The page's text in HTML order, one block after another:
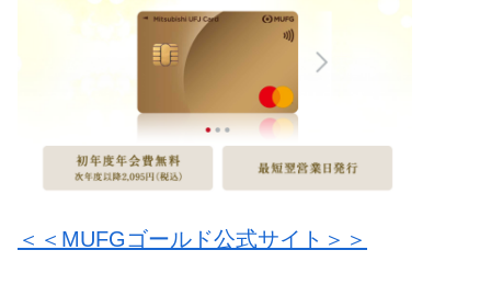
＜＜MUFGゴールド公式サイト＞＞